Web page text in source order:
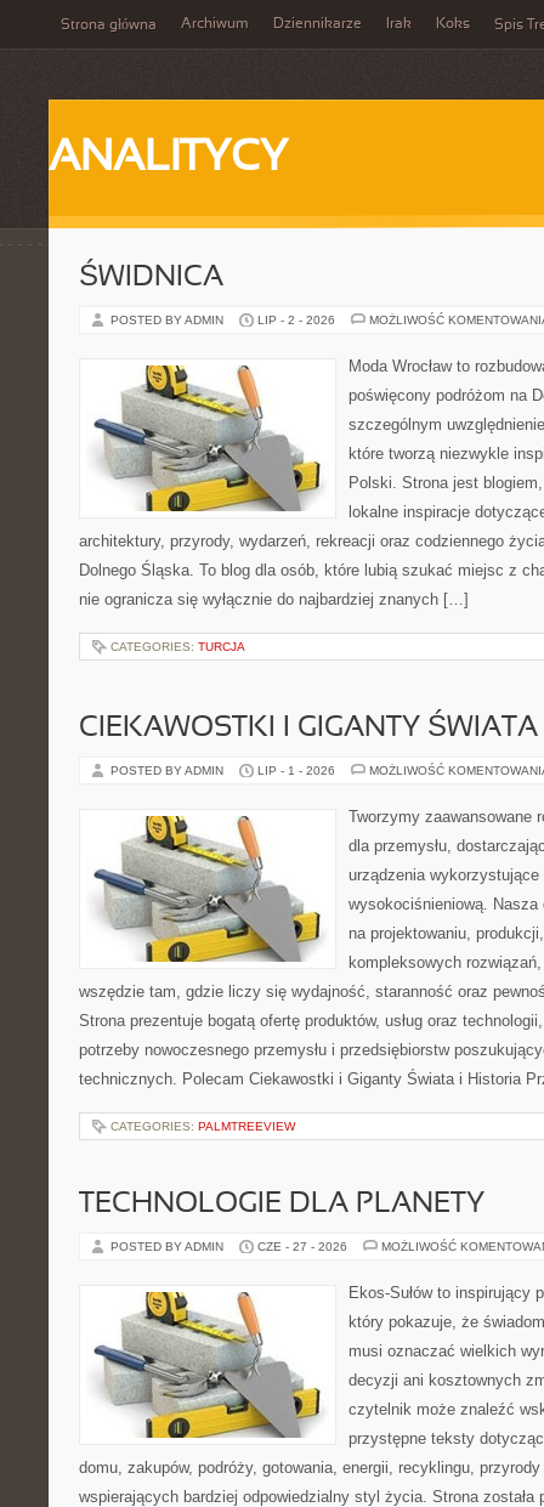
Strona główna Archiwum Dziennikarze Irak Koks Spis
ANALITYCY
ŚWIDNICA
POSTED BY ADMIN LIP - 2 - 2026 MOŻLIWOŚĆ
Moda Wrocław to
poświęcony podróżom na
szczególnym
które tworzą niezwykle
Polski. Strona jest
lokalne inspiracje
architektury, przyrody, wydarzeń, rekreacji oraz codziennego
Dolnego Śląska. To blog dla osób, które lubią szukać miejsc z
nie ogranicza się wyłącznie do najbardziej znanych […]
CATEGORIES: TURCJA
CIEKAWOSTKI I GIGANTY ŚWIATA
POSTED BY ADMIN LIP - 1 - 2026 MOŻLIWOŚĆ
Tworzymy zaawansowane
dla przemysłu,
urządzenia wykorzystujące
wysokociśnieniową. Nasza
na projektowaniu,
kompleksowych
wszędzie tam, gdzie liczy się wydajność, staranność oraz
Strona prezentuje bogatą ofertę produktów, usług oraz
potrzeby nowoczesnego przemysłu i przedsiębiorstw
technicznych. Polecam Ciekawostki i Giganty Świata i Historia
CATEGORIES: PALMTREEVIEW
TECHNOLOGIE DLA PLANETY
POSTED BY ADMIN CZE - 27 - 2026 MOŻLIWOŚĆ
Ekos-Sułów to inspirujący
który pokazuje, że
musi oznaczać wielkich
decyzji ani kosztownych
czytelnik może znaleźć
przystępne teksty
domu, zakupów, podróży, gotowania, energii, recyklingu,
wspierających bardziej odpowiedzialny styl życia. Strona została